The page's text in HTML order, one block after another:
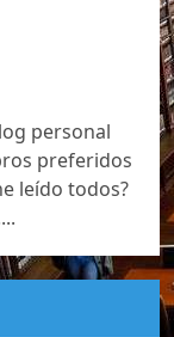
personal
preferidos
leído todos?